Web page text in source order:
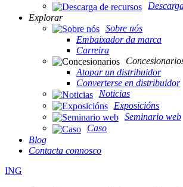
Explorar
Sobre nós
Embaixador da marca
Carreira
Atopar un distribuidor
Converterse en distribuidor
Noticias
Exposicións
Seminario web
Caso
Blog
Contacta connosco
ING